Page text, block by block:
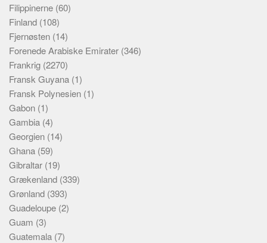
Filippinerne (60)
Finland (108)
Fjernøsten (14)
Forenede Arabiske Emirater (346)
Frankrig (2270)
Fransk Guyana (1)
Fransk Polynesien (1)
Gabon (1)
Gambia (4)
Georgien (14)
Ghana (59)
Gibraltar (19)
Grækenland (339)
Grønland (393)
Guadeloupe (2)
Guam (3)
Guatemala (7)